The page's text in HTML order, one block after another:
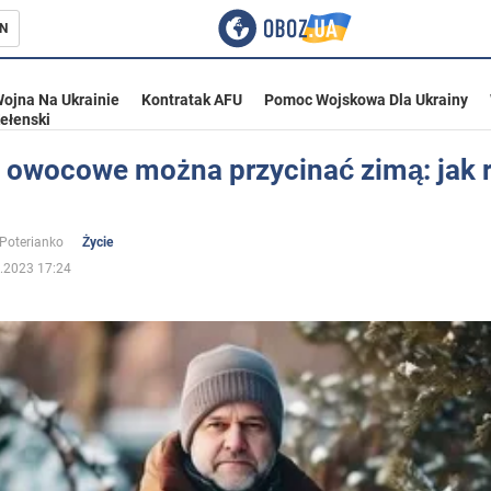
Ukrainie
Na Ukrainie Kontratak AFU Pomoc Wojskowa Dla Ukrainy
owocowe można przycinać zimą: jak
Życie
17:24